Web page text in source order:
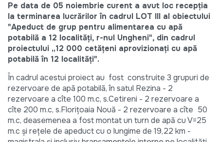
Pe data de 05 noiembrie curent a avut loc recepția
la terminarea lucrărilor în cadrul LOT III al obiectului
"Apeduct de grup pentru alimentarea cu apă
potabilă a 12 localități, r-nul Ungheni", din cadrul
proiectului „12 000 cetățeni aprovizionați cu apă
potabilă în 12 localități".
În cadrul acestui proiect au fost construite 3 grupuri de
rezervoare de apă potabilă, în satul Rezina - 2
rezervoare a cîte 100 m.c, s.Cetireni - 2 rezervoare a
cîte 200 m.c, s.Florițoaia Nouă - 2 rezervoare a cîte 50
m.c, deasemenea a fost montat un turn de apă cu V=25
m.c și rețele de apeduct cu o lungime de 19,22 km -